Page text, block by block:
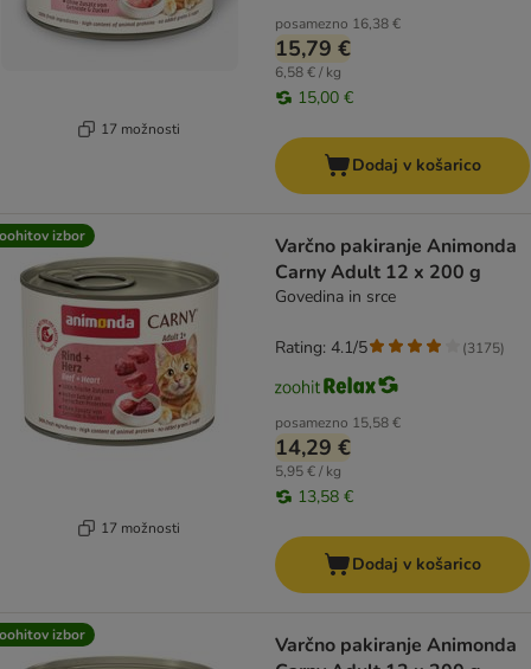
17 možnosti
posamezno 16,38 €
15,79 €
6,58 € / kg
15,00 €
Dodaj v košarico
izbor
17 možnosti
Varčno pakiranje Animonda
Carny Adult 12 x 200 g
Govedina in srce
posamezno 15,58 €
14,29 €
5,95 € / kg
13,58 €
Rating: 4.1/5 (3175)
Dodaj v košarico
izbor
Varčno pakiranje Animonda